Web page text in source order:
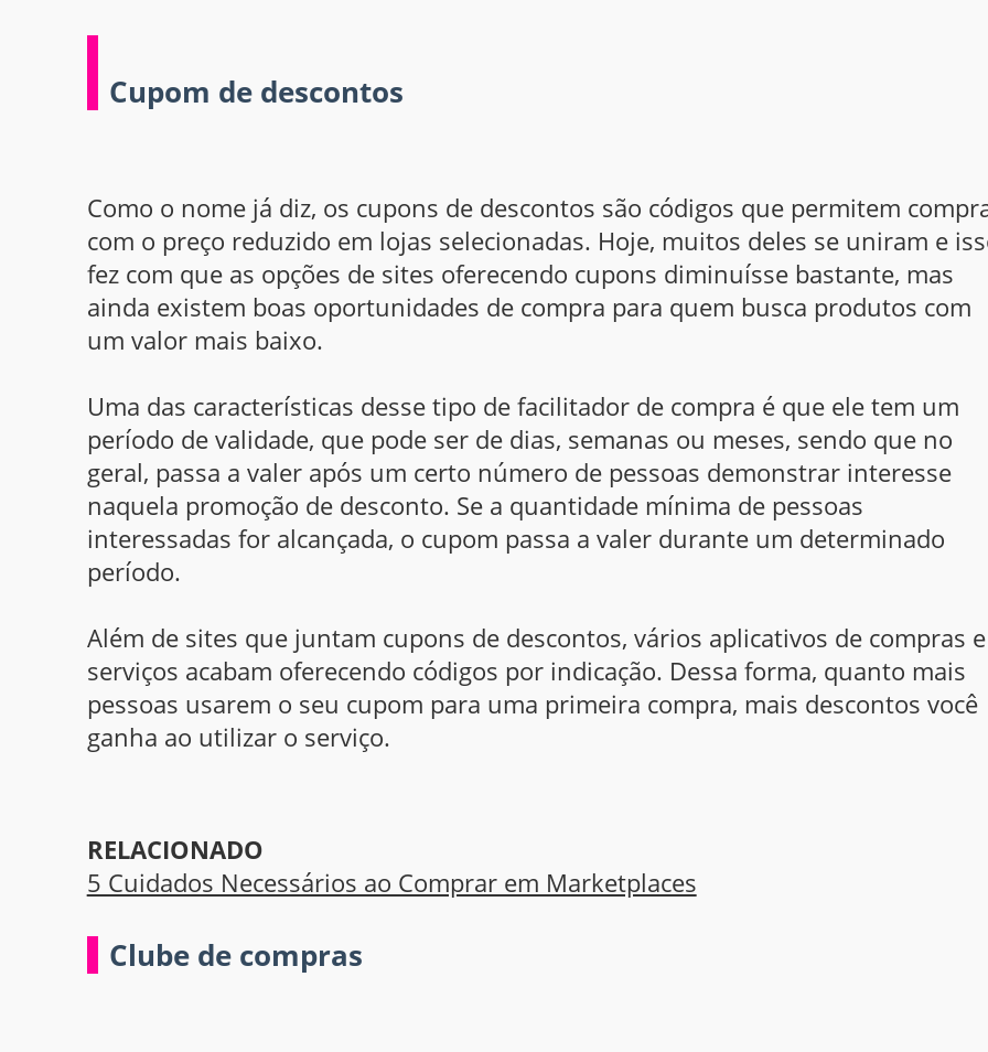
Cupom de descontos
Como o nome já diz, os cupons de descontos são códigos que permitem
com o preço reduzido em lojas selecionadas. Hoje, muitos deles se uniram e
fez com que as opções de sites oferecendo cupons diminuísse bastante, mas
ainda existem boas oportunidades de compra para quem busca produtos com
um valor mais baixo.
Uma das características desse tipo de facilitador de compra é que ele tem um
período de validade, que pode ser de dias, semanas ou meses, sendo que no
geral, passa a valer após um certo número de pessoas demonstrar interesse
naquela promoção de desconto. Se a quantidade mínima de pessoas
interessadas for alcançada, o cupom passa a valer durante um determinado
período.
Além de sites que juntam cupons de descontos, vários aplicativos de compras e
serviços acabam oferecendo códigos por indicação. Dessa forma, quanto mais
pessoas usarem o seu cupom para uma primeira compra, mais descontos você
ganha ao utilizar o serviço.
RELACIONADO
5 Cuidados Necessários ao Comprar em Marketplaces
Clube de compras